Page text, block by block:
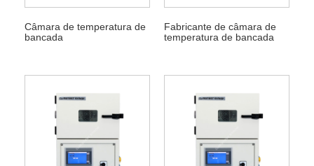
Câmara de temperatura de
bancada
Fabricante de câmara de
temperatura de bancada